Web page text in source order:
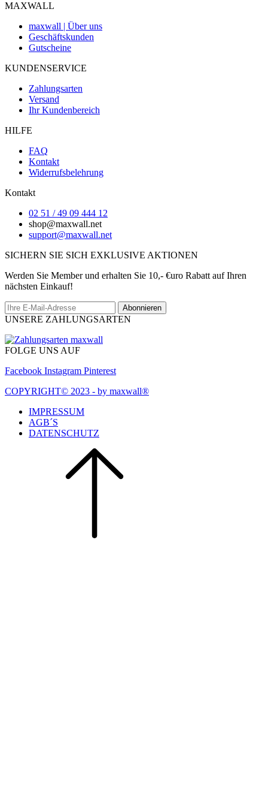
MAXWALL
maxwall | Über uns
Geschäftskunden
Gutscheine
KUNDENSERVICE
Zahlungsarten
Versand
Ihr Kundenbereich
HILFE
FAQ
Kontakt
Widerrufsbelehrung
Kontakt
02 51 / 49 09 444 12
shop@maxwall.net
support@maxwall.net
SICHERN SIE SICH EXKLUSIVE AKTIONEN
Werden Sie Member und erhalten Sie 10,- €uro Rabatt auf Ihren
nächsten Einkauf!
Abonnieren
UNSERE ZAHLUNGSARTEN
FOLGE UNS AUF
Facebook Instagram Pinterest
COPYRIGHT© 2023 - by maxwall®
IMPRESSUM
AGB´S
DATENSCHUTZ